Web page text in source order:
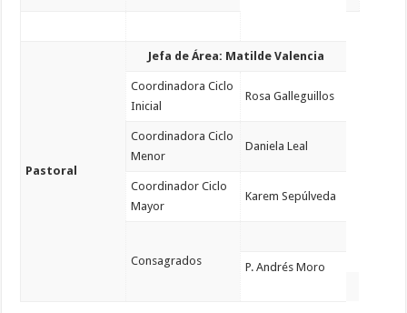
Pastoral
Jefa de Área: Matilde Valencia
Coordinadora Ciclo
Inicial
Rosa Galleguillos
Coordinadora Ciclo
Menor
Daniela Leal
Coordinador Ciclo
Mayor
Karem Sepúlveda
Consagrados P. Andrés Moro